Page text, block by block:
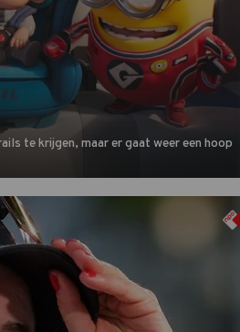
te krijgen, maar er gaat weer een hoop